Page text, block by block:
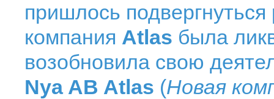
пришлось
компания Atlas была
возобновила свою
Nya AB Atlas (Новая